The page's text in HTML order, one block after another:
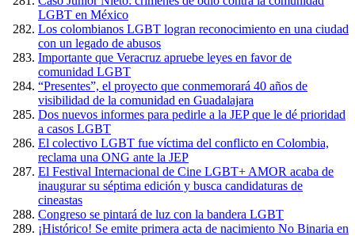
LGBT en México
Los colombianos LGBT logran reconocimiento en una ciudad
con un legado de abusos
Importante que Veracruz apruebe leyes en favor de
comunidad LGBT
“Presentes”, el proyecto que conmemorará 40 años de
visibilidad de la comunidad en Guadalajara
Dos nuevos informes para pedirle a la JEP que le dé prioridad
a casos LGBT
El colectivo LGBT fue víctima del conflicto en Colombia,
reclama una ONG ante la JEP
El Festival Internacional de Cine LGBT+ AMOR acaba de
inaugurar su séptima edición y busca candidaturas de
cineastas
Congreso se pintará de luz con la bandera LGBT
¡Histórico! Se emite primera acta de nacimiento No Binaria en